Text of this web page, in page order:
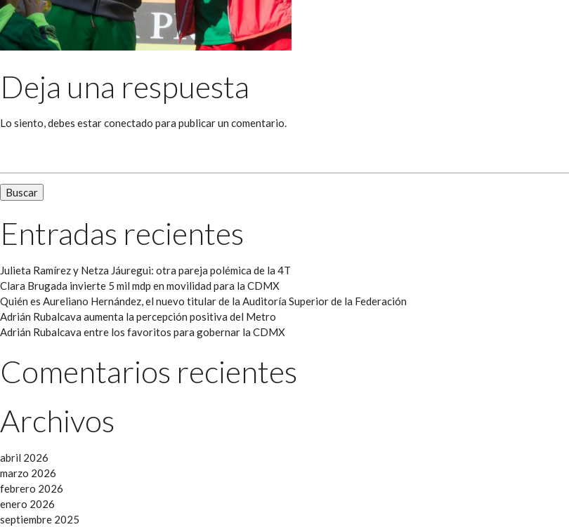
Deja una respuesta
Lo siento, debes estarconectado para publicar un comentario.
Entradas recientes
Julieta Ramírez y Netza Jáuregui: otra pareja polémica de la 4T
Clara Brugada invierte 5 mil mdp en movilidad para la CDMX
Quién es Aureliano Hernández, el nuevo titular de la Auditoría Superior de la Federación
Adrián Rubalcava aumenta la percepción positiva del Metro
Adrián Rubalcava entre los favoritos para gobernar la CDMX
Comentarios recientes
Archivos
abril 2026
marzo 2026
febrero 2026
enero 2026
septiembre 2025